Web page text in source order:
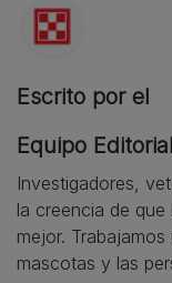
Escrito por el
Equipo
Investigadores,
la creencia de
mejor.
mascotas y las